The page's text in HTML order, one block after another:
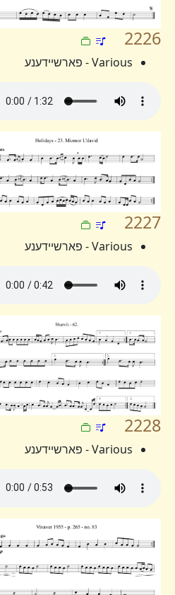
2226
Various - פארשיידענע
2227
Various - פארשיידענע
2228
Various - פארשיידענע